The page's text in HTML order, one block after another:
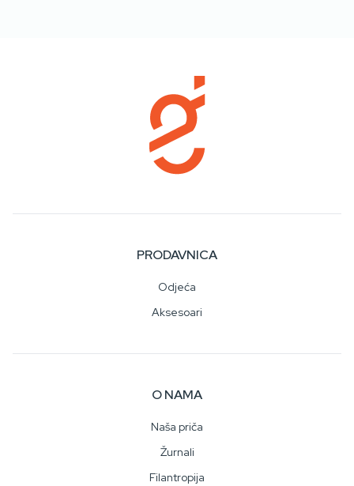
PRODAVNICA
Odjeća
Aksesoari
O NAMA
Naša priča
Žurnali
Filantropija